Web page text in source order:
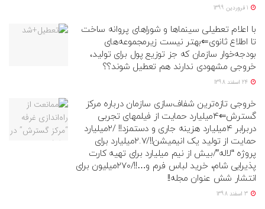
با اعلام تعطیلی سینماها و شوراهای پروانه ساخت
تا اطلاع ثانوی⇐بهتر نیست زیرمجموعه‌های
بودجه‌خوار سازمان که جز توزیع پول برای تولید،
خروجی مشهودی ندارند هم تعطیل شوند؟؟
خروجی تازه‌ترین شفاف‌سازی سازمان درباره مرکز
گسترش⇐۴میلیارد حمایت از فیلمهای تجربی
دربرابر ۴میلیارد هزینه جاری و دستمزد!! /۲میلیارد
حمایت از تولید یک انیمیشن!!/۲.۷میلیارد برای
پروژه “لاله”/بیش از نیم میلیارد برای تهیه کارت
پذیرایی شام، خرید لباس فرم و…!!/۲۷۰میلیون برای
انتشار شش عنوان مجله!!